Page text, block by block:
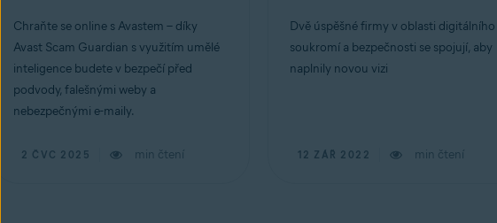
Chraňte se online s Avastem – díky
Avast Scam Guardian s využitím umělé
inteligence budete v bezpečí před
podvody, falešnými weby a
nebezpečnými e-maily.
2 ČVC 2025 min čtení
Dvě úspěšné firmy v oblasti digitálního
soukromí a bezpečnosti se spojují, aby
naplnily novou vizi
12 ZÁŘ 2022 min čtení